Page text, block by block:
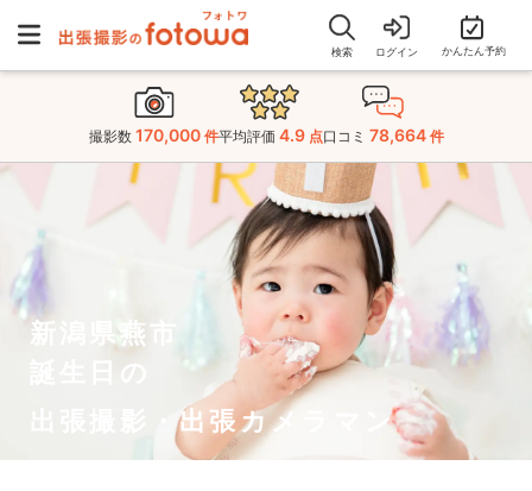
検索 ログイン かんたん予約
撮影数 170,000 件平均評価 4.9 点口コミ 78,664 件
新潟県燕市
誕生日の
出張撮影・出張カメラマン